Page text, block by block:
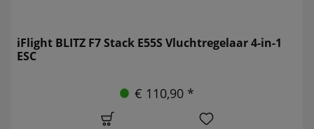
iFlight BLITZ F7 Stack E55S Vluchtregelaar 4-in-1
ESC
€ 110,90 *